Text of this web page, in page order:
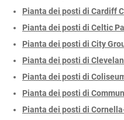
Pianta dei posti di Cardiff
Pianta dei posti di Celtic
Pianta dei posti di City
Pianta dei posti di
Pianta dei posti di
Pianta dei posti di
Pianta dei posti di